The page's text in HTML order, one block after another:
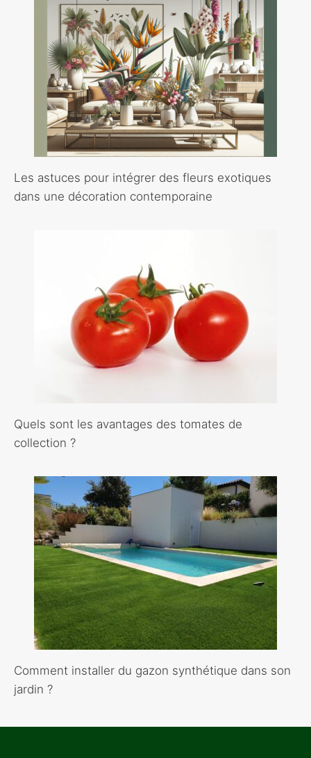
Les astuces pour intégrer des fleurs exotiques
dans une décoration contemporaine
Quels sont les avantages des tomates de
collection ?
Comment installer du gazon synthétique dans son
jardin ?